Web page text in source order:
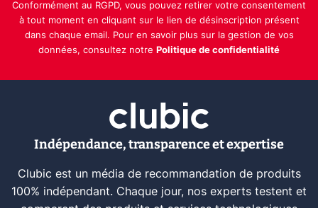
Conformément au RGPD, vous pouvez retirer votre consentement
à tout moment en cliquant sur le lien de désinscription présent
dans chaque email. Pour en savoir plus sur la gestion de vos
données, consultez notre Politique de confidentialité
Indépendance, transparence et expertise
Clubic est un média de recommandation de produits
100% indépendant. Chaque jour, nos experts testent et